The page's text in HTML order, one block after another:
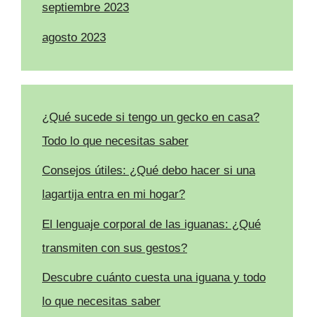
septiembre 2023
agosto 2023
¿Qué sucede si tengo un gecko en casa?
Todo lo que necesitas saber
Consejos útiles: ¿Qué debo hacer si una
lagartija entra en mi hogar?
El lenguaje corporal de las iguanas: ¿Qué
transmiten con sus gestos?
Descubre cuánto cuesta una iguana y todo
lo que necesitas saber